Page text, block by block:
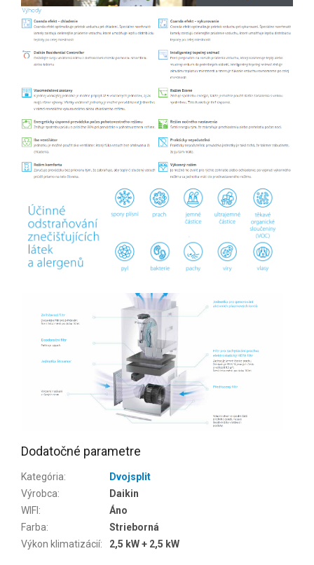
Dodatočné parametre
Kategória:
Dvojsplit
Výrobca:
Daikin
WIFI :
Áno
Farba:
Strieborná
Výkon klimatizácií: 2,5 kW + 2,5 kW